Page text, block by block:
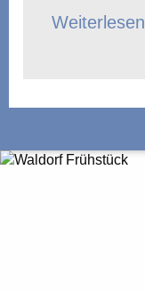
Weiterlesen